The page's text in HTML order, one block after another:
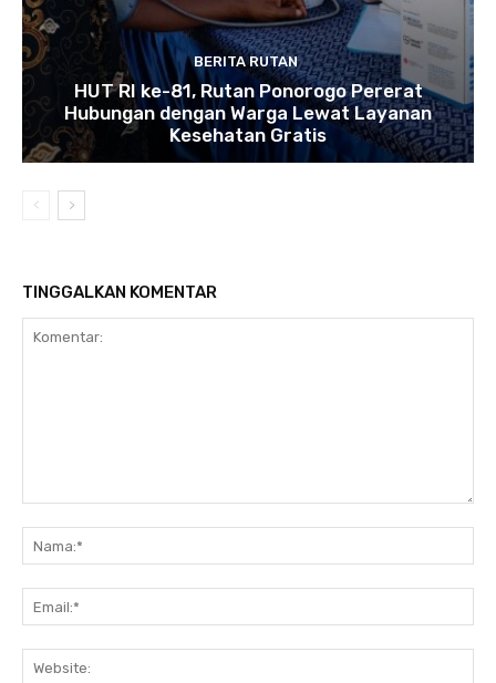
BERITA RUTAN
HUT RI ke-81, Rutan Ponorogo Pererat
Hubungan dengan Warga Lewat Layanan
Kesehatan Gratis
TINGGALKAN KOMENTAR